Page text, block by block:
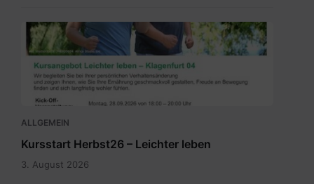
2026_Terminübersicht_A3_Leichter
leben_Herbst_Klagenfurt
04.pdf
ALLGEMEIN
Kursstart Herbst26 – Leichter leben
3. August 2026